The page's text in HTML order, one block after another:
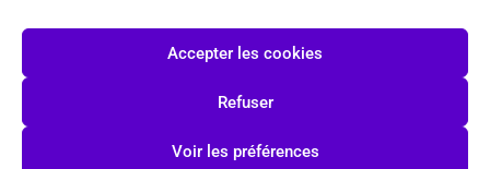
Accepter les cookies
Refuser
Voir les préférences
INSCRIPTION À LA NEWSLETTER